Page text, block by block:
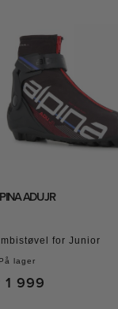
ADU JR
for Junior
På lager
1 999